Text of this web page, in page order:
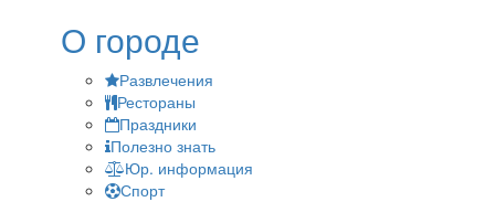
О городе
Развлечения
Рестораны
Праздники
Полезно знать
Юр. информация
Спорт